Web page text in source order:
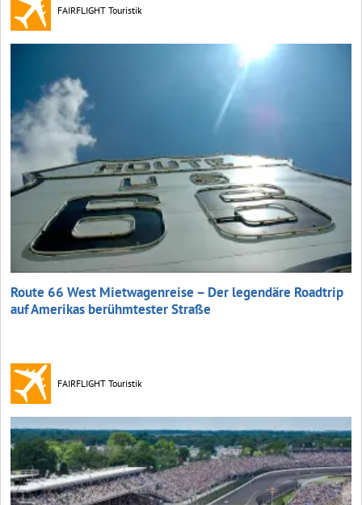
FAIRFLIGHT Touristik
Route 66 West Mietwagenreise – Der legendäre Roadtrip
auf Amerikas berühmtester Straße
FAIRFLIGHT Touristik